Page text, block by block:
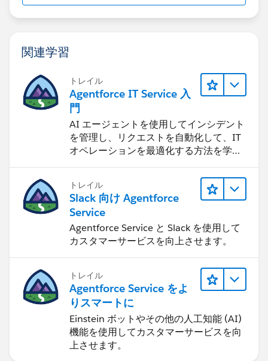
関連学習
トレイル
Agentforce IT Service 入
門
AI エージェントを使用してインシデント
を管理し、リクエストを自動化して、IT
オペレーションを最適化する方法を学習
トレイル
Slack 向け Agentforce
Service
Agentforce Service と Slack を使用して
カスタマーサービスを向上させます。
トレイル
Agentforce Service をよ
りスマートに
Einstein ボットやその他の人工知能 (AI)
機能を使用してカスタマーサービスを向
上させます。